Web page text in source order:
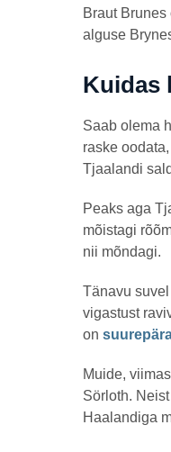
Braut
alguse
Kuidas
Saab olema
raske
Tjaalandi
Peaks aga
mõistagi
nii mõndagi.
Tänavu
vigastust
on
Muide,
Sörloth.
Haalandiga